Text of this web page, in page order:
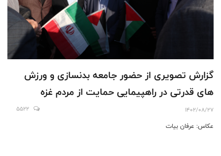
گزارش تصویری از حضور جامعه بدنسازی و ورزش
های قدرتی در راهپیمایی حمايت از مردم غزه
1402/08/27
5522
عکاس: عرفان بیات